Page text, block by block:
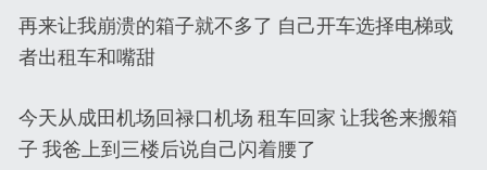
再来让我崩溃的箱子就不多了 自己开车选择电梯或
者出租车和嘴甜
今天从成田机场回禄口机场 租车回家 让我爸来搬箱
子 我爸上到三楼后说自己闪着腰了